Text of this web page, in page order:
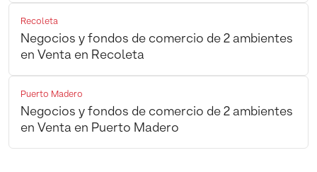
Recoleta
Negocios y fondos de comercio de 2 ambientes
en Venta en Recoleta
Puerto Madero
Negocios y fondos de comercio de 2 ambientes
en Venta en Puerto Madero